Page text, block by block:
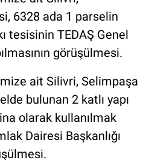
6328 ada 1 parselin
tesisinin TEDAŞ Genel
görüşülmesi.
ait Silivri, Selimpaşa
bulunan 2 katlı yapı
olarak kullanılmak
Dairesi Başkanlığı